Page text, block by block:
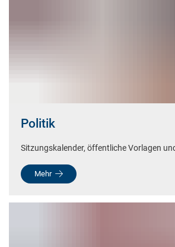
Politik
Sitzungskalender, öffentliche Vorlagen
Mehr